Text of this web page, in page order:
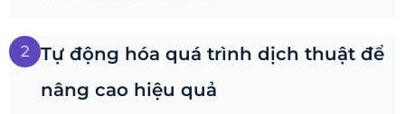
2
Tự động hóa quá trình dịch thuật để
nâng cao hiệu quả